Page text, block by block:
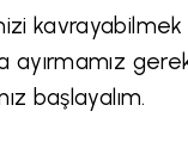
kavrayabilmek
ayırmamız
başlayalım.